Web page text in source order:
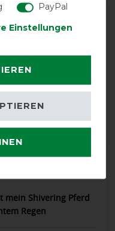
reviews
mein Shivering Pferd
Regen
PayPal
Einstellungen